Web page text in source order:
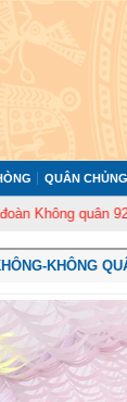
QUÂN
quân 920 tổ
KHÔNG